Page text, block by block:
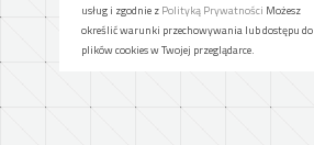
usług i zgodnie z Polityką Prywatności Możesz
określić warunki przechowywania lub dostępu do
plików cookies w Twojej przeglądarce.